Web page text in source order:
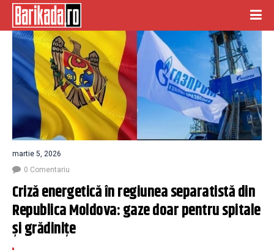
martie 5, 2026
0 Comentariu
Criză energetică în regiunea separatistă din
Republica Moldova: gaze doar pentru spitale
și grădinițe